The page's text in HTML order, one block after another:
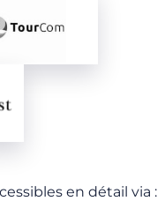
en détail via :